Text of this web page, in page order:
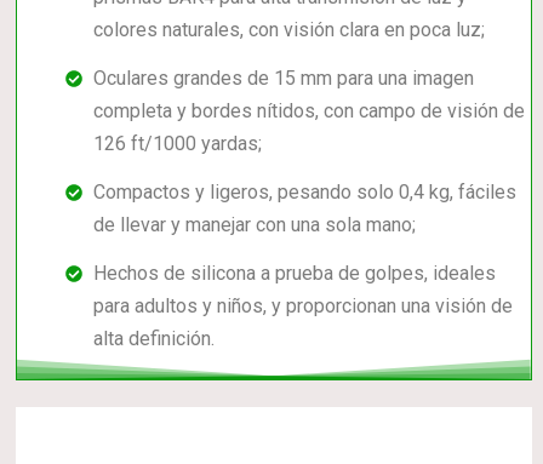
colores naturales, con visión clara en poca luz;
Oculares grandes de 15 mm para una imagen
completa y bordes nítidos, con campo de visión de
126 ft/1000 yardas;
Compactos y ligeros, pesando solo 0,4 kg, fáciles
de llevar y manejar con una sola mano;
Hechos de silicona a prueba de golpes, ideales
para adultos y niños, y proporcionan una visión de
alta definición.